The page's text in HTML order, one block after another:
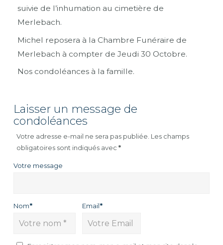
suivie de l’inhumation au cimetière de
Merlebach.
Michel reposera à la Chambre Funéraire de
Merlebach à compter de Jeudi 30 Octobre.
Nos condoléances à la famille.
Laisser un message de
condoléances
Votre adresse e-mail ne sera pas publiée. Les champs
obligatoires sont indiqués avec*
Votre message
Nom* Email*